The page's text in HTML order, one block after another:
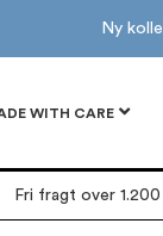
Ny
WITH CARE
Fri fragt over